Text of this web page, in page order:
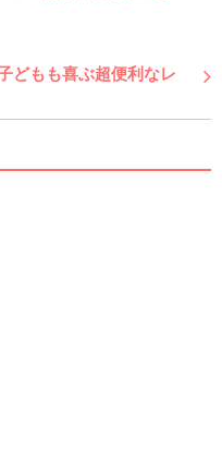
どもも喜ぶ超便利なレ